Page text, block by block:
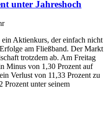
unter Jahreshoch
Aktienkurs, der einfach nicht
am Fließband. Der Markt
trotzdem ab. Am Freitag
Minus von 1,30 Prozent auf
Verlust von 11,33 Prozent zu
Prozent unter seinem